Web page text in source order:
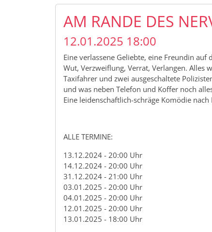
AM RANDE DES
12.01.2025 18:00
Eine verlassene Geliebte, eine Freundin
Wut, Verzweiflung, Verrat, Verlangen.
Taxifahrer und zwei ausgeschaltete
und was neben Telefon und Koffer noch
Eine leidenschaftlich-schräge Komödie
ALLE TERMINE:
13.12.2024 - 20:00 Uhr
14.12.2024 - 20:00 Uhr
31.12.2024 - 21:00 Uhr
03.01.2025 - 20:00 Uhr
04.01.2025 - 20:00 Uhr
12.01.2025 - 20:00 Uhr
13.01.2025 - 18:00 Uhr